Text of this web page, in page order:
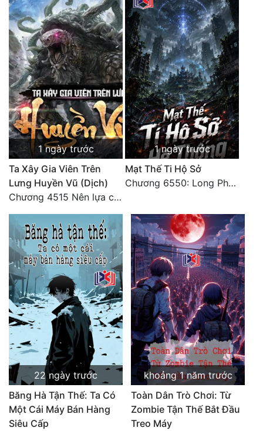
1 ngày trước
Ta Xây Gia Viên Trên
Lưng Huyền Vũ (Dịch)
Chương 4515 Nên lựa chọn như thế nào?
1 ngày trước
Mạt Thế Ti Hộ Sở
Chương 6550: Long Phượng Thần Trận
22 ngày trước
Băng Hà Tận Thế: Ta Có
Một Cái Máy Bán Hàng
Siêu Cấp
khoảng 1 năm trước
Toàn Dân Trò Chơi: Từ
Zombie Tận Thế Bắt Đầu
Treo Máy